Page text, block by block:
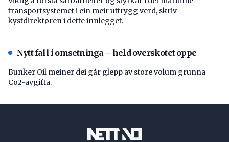
transport­systemet i ein meir uttrygg verd, skriv
kystdirektøren i dette innlegget.
Nytt fall i omsetninga – held overskotet oppe
Bunker Oil meiner dei går glepp av store volum grunna
Co2-avgifta.